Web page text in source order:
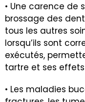
• Une carence de
brossage des
tous les autres
lorsqu’ils sont
exécutés,
tartre et ses
• Les maladies